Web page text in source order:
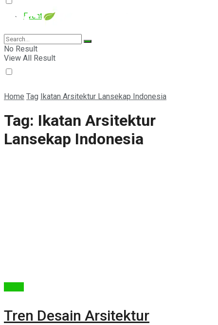
Event
E-Magazine
No Result
View All Result
Home Tag Ikatan Arsitektur Lansekap Indonesia
Tag: Ikatan Arsitektur
Lansekap Indonesia
Tren Desain Arsitektur